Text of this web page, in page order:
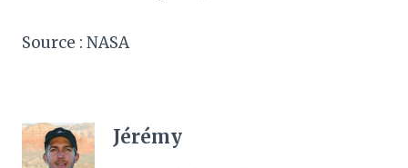
Source : NASA
Jérémy